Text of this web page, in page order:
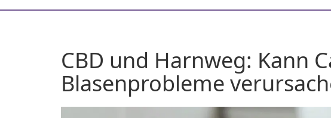
CBD und Harnweg: Kann
Blasenprobleme